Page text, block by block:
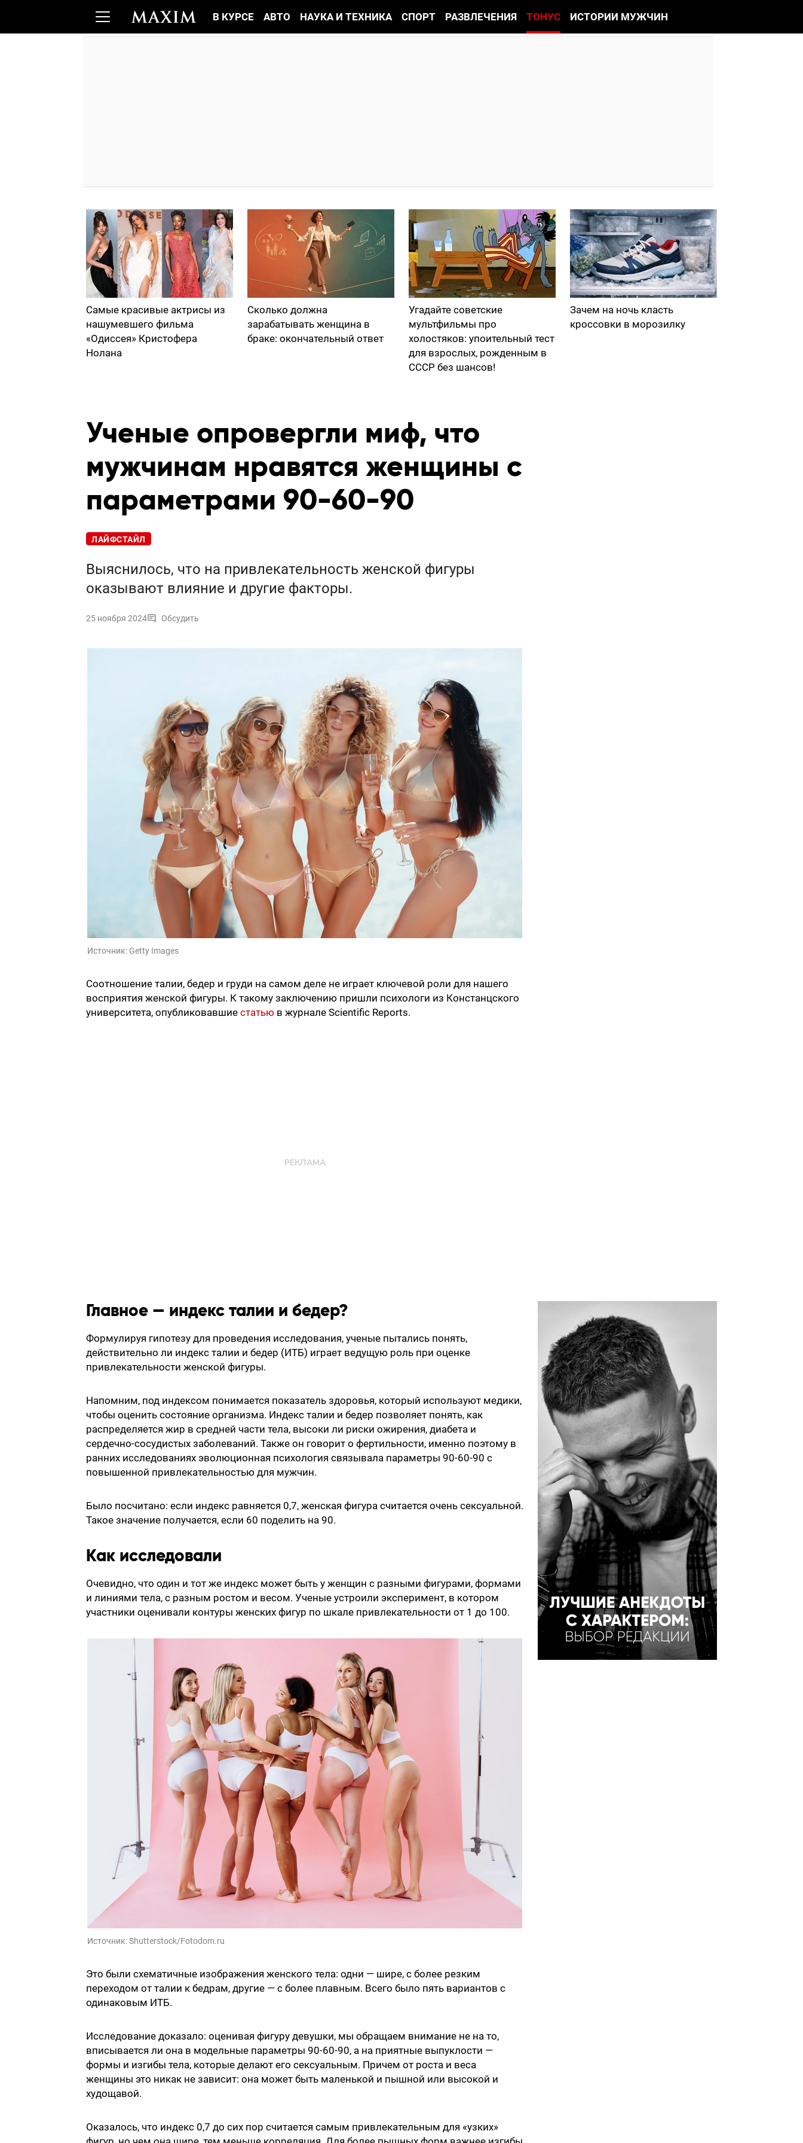
В КУРСЕ АВТО НАУКА И ТЕХНИКА СПОРТ РАЗВЛЕЧЕНИЯ ТОНУС ИСТОРИИ МУЖЧИН
Самые красивые актрисы из
нашумевшего фильма
«Одиссея» Кристофера
Нолана
Сколько должна
зарабатывать женщина в
браке: окончательный ответ
Угадайте советские
мультфильмы про
холостяков: упоительный тест
для взрослых, рожденным в
СССР без шансов!
Зачем на ночь класть
кроссовки в морозилку
Ученые опровергли миф, что
мужчинам нравятся женщины с
параметрами 90-60-90
ЛАЙФСТАЙЛ
Выяснилось, что на привлекательность женской фигуры
оказывают влияние и другие факторы.
25 ноября 2024 Обсудить
Источник: Getty Images
Соотношение талии, бедер и груди на самом деле не играет ключевой роли для нашего
восприятия женской фигуры. К такому заключению пришли психологи из Констанцского
университета, опубликовавшие статью в журнале Scientific Reports.
Главное — индекс талии и бедер?
Формулируя гипотезу для проведения исследования, ученые пытались понять,
действительно ли индекс талии и бедер (ИТБ) играет ведущую роль при оценке
привлекательности женской фигуры.
Напомним, под индексом понимается показатель здоровья, который используют медики,
чтобы оценить состояние организма. Индекс талии и бедер позволяет понять, как
распределяется жир в средней части тела, высоки ли риски ожирения, диабета и
сердечно-сосудистых заболеваний. Также он говорит о фертильности, именно поэтому в
ранних исследованиях эволюционная психология связывала параметры 90-60-90 с
повышенной привлекательностью для мужчин.
Было посчитано: если индекс равняется 0,7, женская фигура считается очень сексуальной.
Такое значение получается, если 60 поделить на 90.
Как исследовали
Очевидно, что один и тот же индекс может быть у женщин с разными фигурами, формами
и линиями тела, с разным ростом и весом. Ученые устроили эксперимент, в котором
участники оценивали контуры женских фигур по шкале привлекательности от 1 до 100.
Источник:Shutterstock/Fotodom.ru
Это были схематичные изображения женского тела: одни — шире, с более резким
переходом от талии к бедрам, другие — с более плавным. Всего было пять вариантов с
одинаковым ИТБ.
Исследование доказало: оценивая фигуру девушки, мы обращаем внимание не на то,
вписывается ли она в модельные параметры 90-60-90, а на приятные выпуклости —
формы и изгибы тела, которые делают его сексуальным. Причем от роста и веса
женщины это никак не зависит: она может быть маленькой и пышной или высокой и
худощавой.
Оказалось, что индекс 0,7 до сих пор считается самым привлекательным для «узких»